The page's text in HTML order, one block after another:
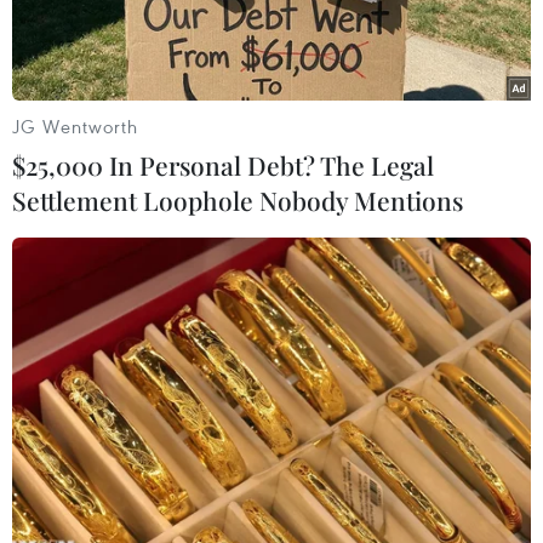
(Nguồn: Google)
"Gã khổng lồ" công nghệ Google ngày 29/9 đã
công bố một tính năng mới, theo đó người dùng
có thể sớm tích hợp được cả hình ảnh và văn
bản trong các truy vấn tìm kiếm.
JG Wentworth
$25,000 In Personal Debt? The Legal
Settlement Loophole Nobody Mentions